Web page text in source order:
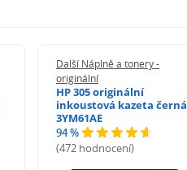
Další Náplně a tonery -
originální
HP 305 originální
inkoustová kazeta černá
3YM61AE
94 %
(472 hodnocení)